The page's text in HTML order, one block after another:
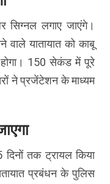
सिग्नल लगाए जाएंगे।
यातायात को काबू
150 सेकंड में पूरे
ने प्रजेंटेशन के माध्यम
तक ट्रायल किया
प्रबंधन के पुलिस